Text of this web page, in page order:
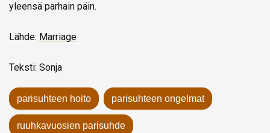
yleensä parhain päin.
Lähde: Marriage
Teksti: Sonja
parisuhteen hoito parisuhteen ongelmat
ruuhkavuosien parisuhde